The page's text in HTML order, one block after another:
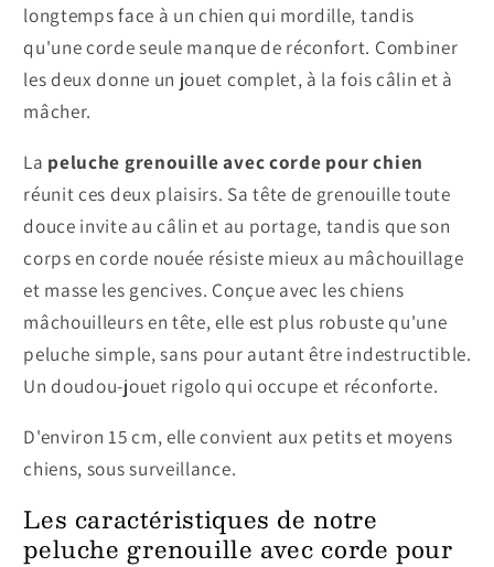
longtemps face à un chien qui mordille, tandis
qu'une corde seule manque de réconfort. Combiner
les deux donne un jouet complet, à la fois câlin et à
mâcher.
La peluche grenouille avec corde pour chien
réunit ces deux plaisirs. Sa tête de grenouille toute
douce invite au câlin et au portage, tandis que son
corps en corde nouée résiste mieux au mâchouillage
et masse les gencives. Conçue avec les chiens
mâchouilleurs en tête, elle est plus robuste qu'une
peluche simple, sans pour autant être indestructible.
Un doudou-jouet rigolo qui occupe et réconforte.
D'environ 15 cm, elle convient aux petits et moyens
chiens, sous surveillance.
Les caractéristiques de notre
peluche grenouille avec corde pour